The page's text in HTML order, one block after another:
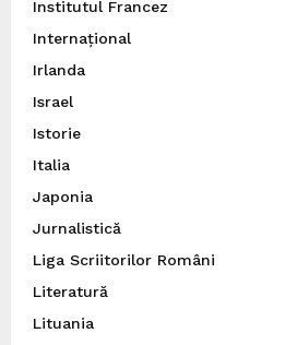
Institutul Francez
Internațional
Irlanda
Israel
Istorie
Italia
Japonia
Jurnalistică
Liga Scriitorilor Români
Literatură
Lituania